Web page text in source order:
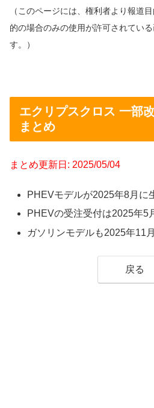
（このページには、権利者より報道
的の場合のみの使用が許可されてい
す。）
エクリプスクロス 一部
まとめ
まとめ更新日: 2025/05/04
PHEVモデルが2025年8月に
PHEVの受注受付は2025年5
ガソリンモデルも2025年11
戻る